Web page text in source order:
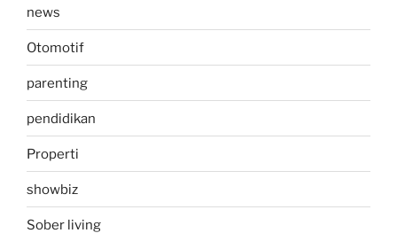
news
Otomotif
parenting
pendidikan
Properti
showbiz
Sober living